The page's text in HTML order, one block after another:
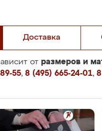
Доставка
от размеров и
55, 8 (495) 665-24-01,